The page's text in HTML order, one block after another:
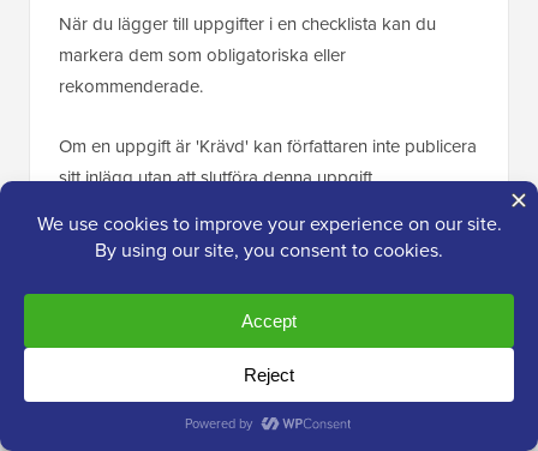
När du lägger till uppgifter i en checklista kan du
markera dem som obligatoriska eller
rekommenderade.
Om en uppgift är 'Krävd' kan författaren inte publicera
sitt inlägg utan att slutföra denna uppgift.
Faktum är att om användaren klickar på ”Publicera”